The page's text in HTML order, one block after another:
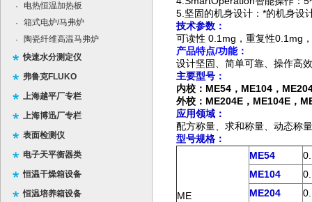
·
电热恒温加热板
·
箱式电炉/马弗炉
·
陶瓷纤维高温马弗炉
快速水分测定仪
弗鲁克FLUKO
上海越平厂专栏
上海博迅厂专栏
表面检测仪
电子天平衡器类
恒温干燥箱设备
恒温培养箱设备
5.坚固的机身设计：*的机身设
技术参数：
可读性 0.1mg，重复性0.1mg
产品特点/功能：
设计坚固、简单可靠、操作高
主要型号：
内校： ME54， ME104，
外校：ME204E， ME104E，
应用领域：
配方称量、求和称量、动态称
型号规格：
ME
ME54
ME104
ME204